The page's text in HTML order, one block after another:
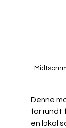
Denne
for rundt
en lokal